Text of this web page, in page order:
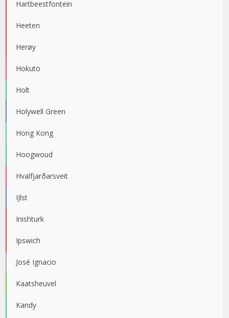
Hartbeestfontein
Heeten
Herøy
Hokuto
Holt
Holywell Green
Hong Kong
Hoogwoud
Hvalfjarðarsveit
IJlst
Inishturk
Ipswich
José Ignacio
Kaatsheuvel
Kandy